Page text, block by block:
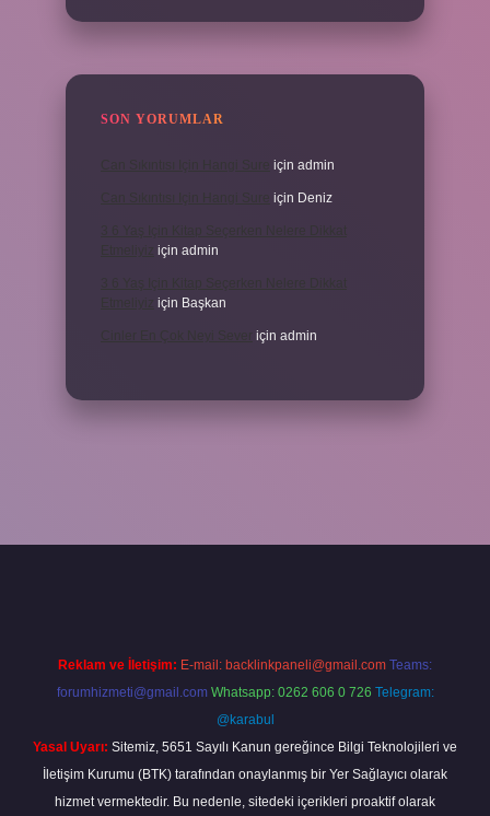
SON YORUMLAR
için admin
için Deniz
için admin
için Başkan
için admin
Reklam ve İletişim: E-mail: backlinkpaneli@gmail.com Teams:
forumhizmeti@gmail.com Whatsapp: 0262 606 0 726 Telegram:
@karabul
Yasal Uyarı: Sitemiz, 5651 Sayılı Kanun gereğince Bilgi Teknolojileri ve
İletişim Kurumu (BTK) tarafından onaylanmış bir Yer Sağlayıcı olarak
hizmet vermektedir. Bu nedenle, sitedeki içerikleri proaktif olarak